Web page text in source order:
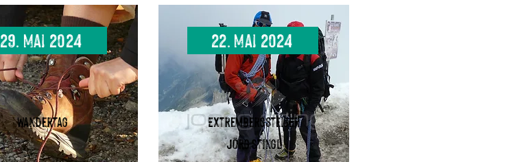
Wandertag
29. Mai 2024
Extrembergsteiger
Jörg Stingl
22. Mai 2024